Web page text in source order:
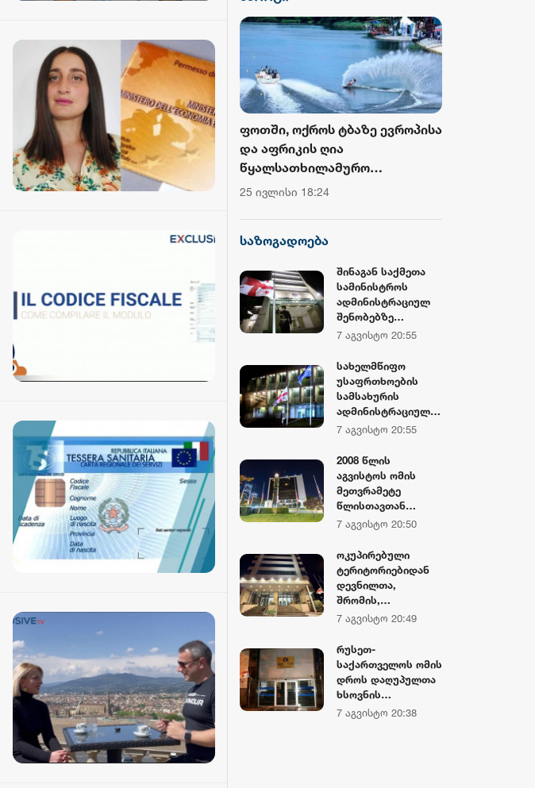
წინასწარმეტყველე
„კვარას მიზანი - ოქროს ბურთი
და ჩემპიონთა ლიგის მესამედ
მოგება“ - ფრანგული გამოცემა
2 აგვისტო 16:12
ფოთში, ოქროს ტბაზე ევროპისა
და აფრიკის ღია
წყალსათხილამურო
ჩემპიონატის მეორე საშეჯიბრო
25 ივლისი 18:24
საზოგადოება
შინაგან საქმეთა
სამინისტროს
ადმინისტრაციულ
შენობებზე
სახელმწიფო
დაშვებულია
7 აგვისტო 20:55
სახელმწიფო
უსაფრთხოების
სამსახურის
ადმინისტრაციულ
შენობებზე
დროშები
დაშვებულია
7 აგვისტო 20:55
2008 წლის
აგვისტოს ომის
მეთვრამეტე
წლისთავთან
დაკავშირებით,
თავდაცვის
სამინისტროში და
თავდაცვის
ძალების სამხედრო
სახელმწიფო
7 აგვისტო 20:50
ოკუპირებული
ტერიტორიებიდან
დევნილთა,
შრომის,
ჯანმრთელობისა და
სამინისტროს
შენობაზე
სახელმწიფო
დროშა დაეშვა
7 აგვისტო 20:49
რუსეთ-
საქართველოს ომის
დროს დაღუპულთა
ხსოვნის
პატივსაცემად,
7 აგვისტო 20:38